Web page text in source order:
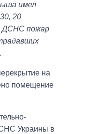
имел
20
ДСНС пожар
на
помещение
Украины в